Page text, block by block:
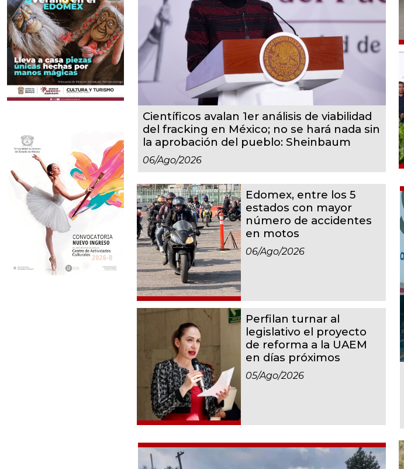
Científicos avalan 1er análisis de viabilidad
del fracking en México; no se hará nada sin
la aprobación del pueblo: Sheinbaum
06/ago/2026
Edomex, entre los 5
estados con mayor
número de accidentes
en motos
06/ago/2026
Perfilan turnar al
legislativo el proyecto
de reforma a la UAEM
en días próximos
05/ago/2026